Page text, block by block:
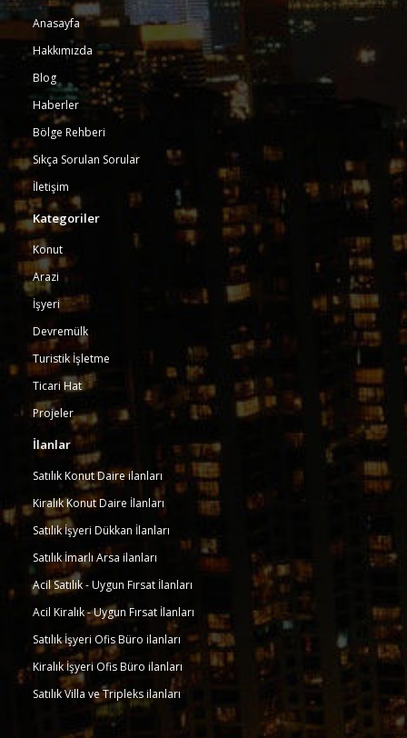
Anasayfa
Hakkımızda
Blog
Haberler
Bölge Rehberi
Sıkça Sorulan Sorular
İletişim
Kategoriler
Konut
Arazi
İşyeri
Devremülk
Turistik İşletme
Ticari Hat
Projeler
İlanlar
Satılık Konut Daire ilanları
Kiralık Konut Daire İlanları
Satılık İşyeri Dükkan İlanları
Satılık İmarlı Arsa ilanları
Acil Satılık - Uygun Fırsat İlanları
Acil Kiralık - Uygun Fırsat İlanları
Satılık İşyeri Ofis Büro ilanları
Kiralık İşyeri Ofis Büro ilanları
Satılık Villa ve Tripleks ilanları